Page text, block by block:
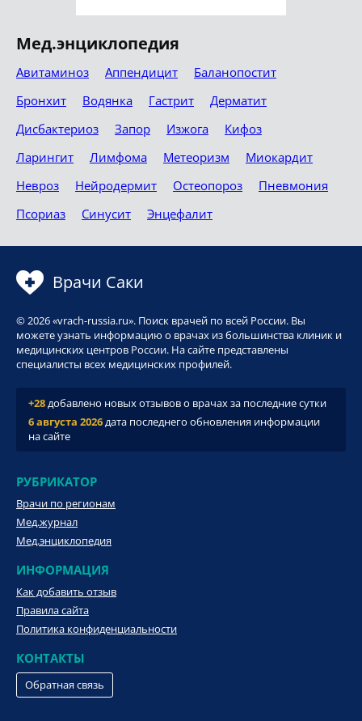
Мед.энциклопедия
Авитаминоз Аппендицит
Баланопостит
Бронхит
Водянка Гастрит
Дерматит
Дисбактериоз
Запор Изжога
Кифоз
Ларингит
Лимфома Метеоризм
Миокардит
Невроз
Нейродермит Остеопороз
Пневмония
Псориаз
Синусит Энцефалит
Врачи Саки
© 2026 «vrach-russia.ru». Поиск врачей по всей России. Вы
можете узнать информацию о врачах из большинства клиник и
медицинских центров России. На сайте представлены
специалисты всех медицинских профилей.
+28добавлено новых отзывов о врачах за последние сутки
6 августа 2026дата последнего обновления информации
на сайте
РУБРИКАТОР
Врачи по регионам
Мед.журнал
Мед.энциклопедия
ИНФОРМАЦИЯ
Как добавить отзыв
Правила сайта
Политика конфиденциальности
КОНТАКТЫ
Обратная связь